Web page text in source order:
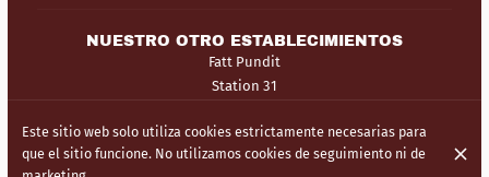
NUESTRO OTRO ESTABLECIMIENTOS
Fatt Pundit
Station 31
© Bombay Chow 2026
Configuración de cookies
Este sitio web solo utiliza cookies estrictamente necesarias para
que el sitio funcione. No utilizamos cookies de seguimiento ni de